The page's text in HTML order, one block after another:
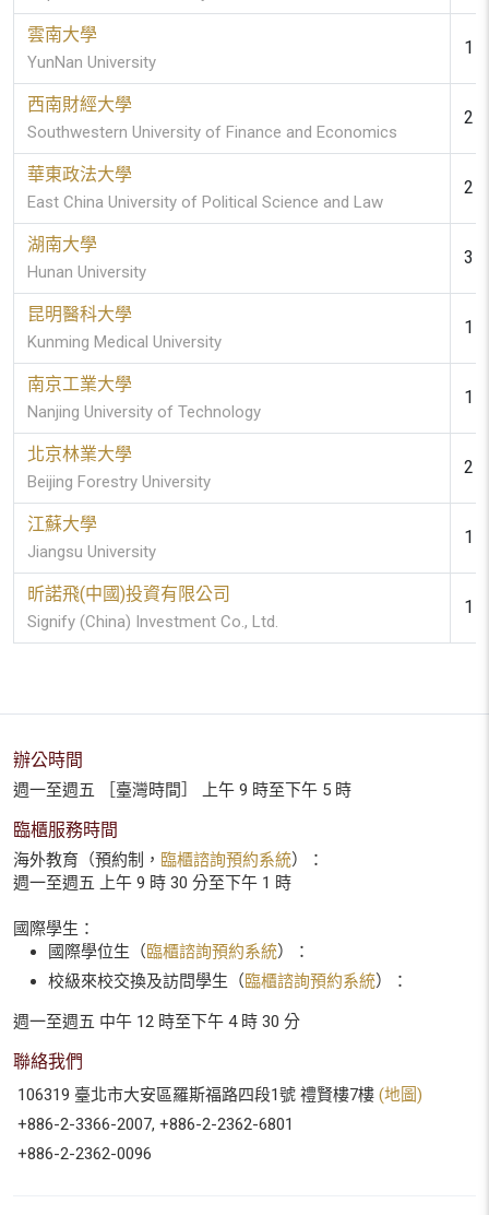
雲南大學
YunNan University
1
西南財經大學
Southwestern University of Finance and Economics
2 (
華東政法大學
East China University of Political Science and Law
2 (
湖南大學
Hunan University
3 (
昆明醫科大學
Kunming Medical University
1
南京工業大學
Nanjing University of Technology
1
北京林業大學
Beijing Forestry University
2 (
江蘇大學
Jiangsu University
1
昕諾飛(中國)投資有限公司
Signify (China) Investment Co., Ltd.
1
辦公時間
週一至週五 ［臺灣時間］ 上午 9 時至下午 5 時
臨櫃服務時間
海外教育（預約制， 臨櫃諮詢預約系統）：
週一至週五 上午 9 時 30 分至下午 1 時
國際學生：
國際學位生（臨櫃諮詢預約系統）：
校級來校交換及訪問學生（臨櫃諮詢預約系統）：
週一至週五 中午 12 時至下午 4 時 30 分
聯絡我們
106319 臺北市大安區羅斯福路四段1號 禮賢樓7樓 (地圖)
+886-2-3366-2007, +886-2-2362-6801
+886-2-2362-0096